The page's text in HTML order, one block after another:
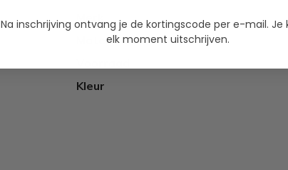
Materiaal
Kleur
Na inschrijving ontvang je de kortingscode per e-mail. Je
elk moment uitschrijven.